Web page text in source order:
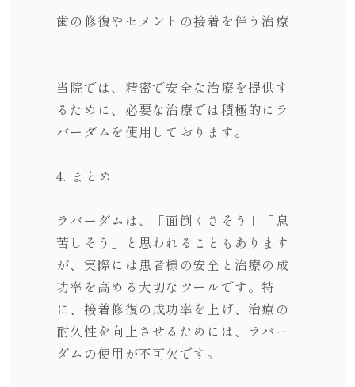
歯の修復やセメントの接着を伴う治療
当院では、精密で安全な治療を提供す
るために、必要な治療では積極的にラ
バーダムを使用しております。
4. まとめ
ラバーダムは、「面倒くさそう」「息
苦しそう」と思われることもあります
が、実際には患者様の安全と治療の成
功率を高める大切なツールです。特
に、接着修復の成功率を上げ、治療の
耐久性を向上させるためには、ラバー
ダムの使用が不可欠です。